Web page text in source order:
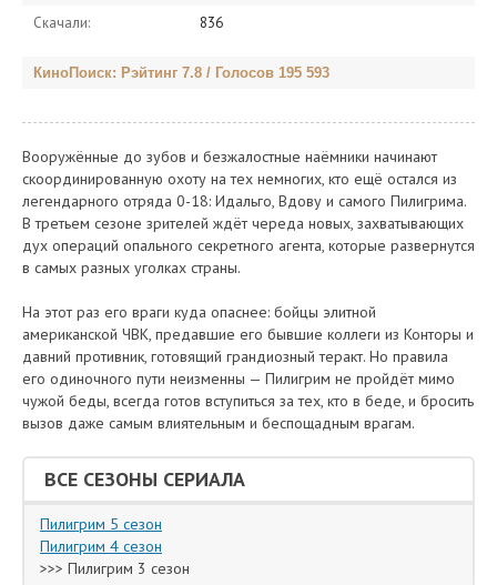
Скачали:
836
КиноПоиск: Рэйтинг 7.8 / Голосов 195 593
Вооружённые до зубов и безжалостные наёмники начинают
скоординированную охоту на тех немногих, кто ещё остался из
легендарного отряда 0-18: Идальго, Вдову и самого Пилигрима.
В третьем сезоне зрителей ждёт череда новых, захватывающих
дух операций опального секретного агента, которые развернутся
в самых разных уголках страны.
На этот раз его враги куда опаснее: бойцы элитной
американской ЧВК, предавшие его бывшие коллеги из Конторы и
давний противник, готовящий грандиозный теракт. Но правила
его одиночного пути неизменны — Пилигрим не пройдёт мимо
чужой беды, всегда готов вступиться за тех, кто в беде, и бросить
вызов даже самым влиятельным и беспощадным врагам.
ВСЕ СЕЗОНЫ СЕРИАЛА
Пилигрим 5 сезон
Пилигрим 4 сезон
>>> Пилигрим 3 сезон